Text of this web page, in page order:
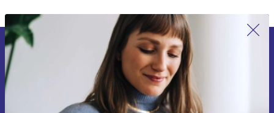
Anmäl dig till vårt nyhetsbrev för
första gången och spara 200 kr!
Missa aldrig ett erbjudande igen.